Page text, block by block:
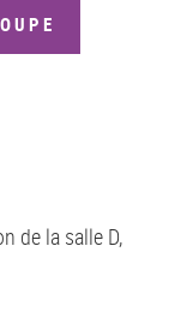
de la salle D,